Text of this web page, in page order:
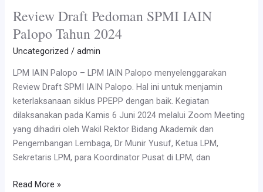
Review Draft Pedoman SPMI IAIN
Palopo Tahun 2024
Uncategorized /admin
LPM IAIN Palopo – LPM IAIN Palopo menyelenggarakan
Review Draft SPMI IAIN Palopo. Hal ini untuk menjamin
keterlaksanaan siklus PPEPP dengan baik. Kegiatan
dilaksanakan pada Kamis 6 Juni 2024 melalui Zoom Meeting
yang dihadiri oleh Wakil Rektor Bidang Akademik dan
Pengembangan Lembaga, Dr Munir Yusuf, Ketua LPM,
Sekretaris LPM, para Koordinator Pusat di LPM, dan
Review
Read More »